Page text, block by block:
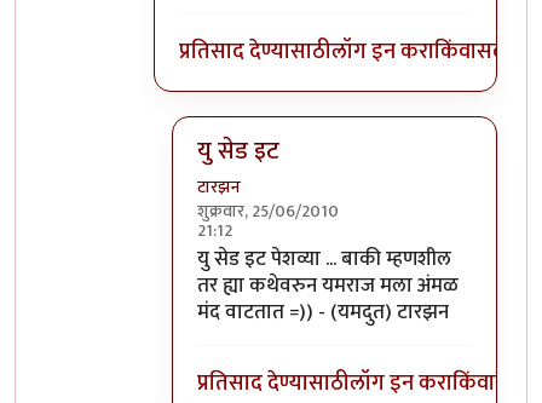
प्रतिसाद देण्यासाठीलॉग इन कराकिंवासदस्य
यु सेड इट
टारझन
शुक्रवार, 25/06/2010
21:12
In reply toबाकी हातbyllपुण्याचे पेशवेll
यु सेड इट पेशव्या ... बाकी म्हणशील
तर ह्या कथेवरुन यमराज मला अंमळ
मंद वाटतात =)) - (यमदुत) टारझन
प्रतिसाद देण्यासाठीलॉग इन कराकिंवा